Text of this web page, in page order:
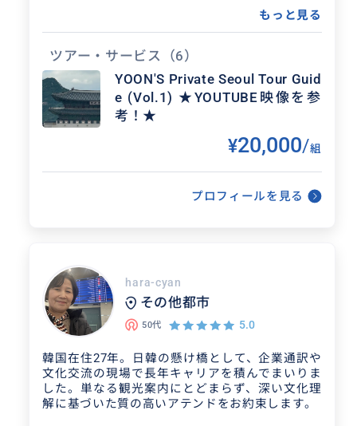
*Instragram : yoon_private_tour
得意なジャンル / 分野
·ファッションを専攻しましたので、韓国
のファッショントレンドや現地で人気の
ショッピングスポットはすべてご紹介し
ます。 ·ご希望の場合、車での移...
もっと見る
ツアー・サービス
（6）
YOON'S Private Seoul Tour Guid
e (Vol.1) ★YOUTUBE映像を参
考！★
¥20,000/組
プロフィールを見る
hara-cyan
その他都市
50代 5.0
韓国在住27年。日韓の懸け橋として、企業通訳や
文化交流の現場で長年キャリアを積んでまいりま
した。単なる観光案内にとどまらず、深い文化理
解に基づいた質の高いアテンドをお約束します。